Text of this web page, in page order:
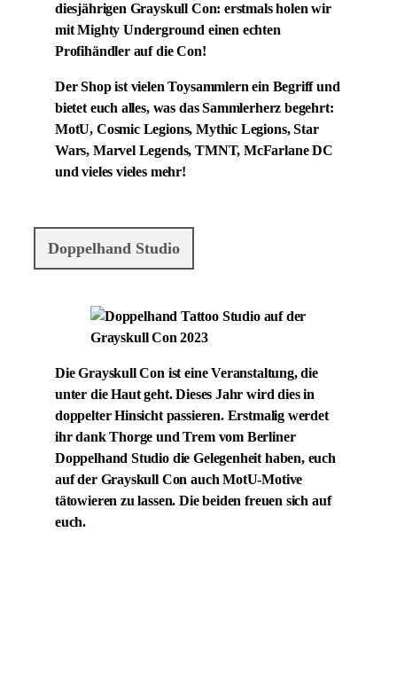
diesjährigen Grayskull Con: erstmals holen wir
mit Mighty Underground einen echten
Profihändler auf die Con!
Der Shop ist vielen Toysammlern ein Begriff und
bietet euch alles, was das Sammlerherz begehrt:
MotU, Cosmic Legions, Mythic Legions, Star
Wars, Marvel Legends, TMNT, McFarlane DC
und vieles vieles mehr!
Doppelhand Studio
Die Grayskull Con ist eine Veranstaltung, die
unter die Haut geht. Dieses Jahr wird dies in
doppelter Hinsicht passieren. Erstmalig werdet
ihr dank Thorge und Trem vom Berliner
Doppelhand Studio die Gelegenheit haben, euch
auf der Grayskull Con auch MotU-Motive
tätowieren zu lassen. Die beiden freuen sich auf
euch.